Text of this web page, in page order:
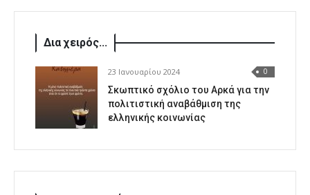
Δια χειρός...
23 Ιανουαρίου 2024 0
Σκωπτικό σχόλιο του Αρκά για την
πολιτιστική αναβάθμιση της
ελληνικής κοινωνίας